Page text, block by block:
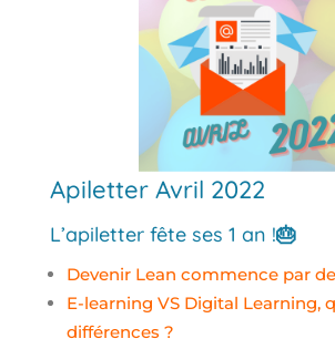
Apiletter Avril 2022
L’apiletter fête ses 1 an !🎂
Devenir Lean commence par
E-learning VS Digital Learning,
différences ?